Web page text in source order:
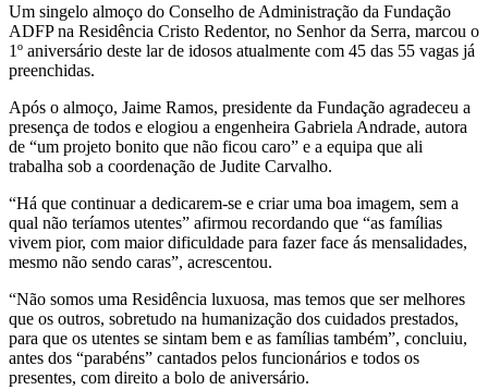
Um singelo almoço do Conselho de Administração da Fundação
ADFP na Residência Cristo Redentor, no Senhor da Serra, marcou o
1º aniversário deste lar de idosos atualmente com 45 das 55 vagas já
preenchidas.
Após o almoço, Jaime Ramos, presidente da Fundação agradeceu a
presença de todos e elogiou a engenheira Gabriela Andrade, autora
de “um projeto bonito que não ficou caro” e a equipa que ali
trabalha sob a coordenação de Judite Carvalho.
“Há que continuar a dedicarem-se e criar uma boa imagem, sem a
qual não teríamos utentes” afirmou recordando que “as famílias
vivem pior, com maior dificuldade para fazer face ás mensalidades,
mesmo não sendo caras”, acrescentou.
“Não somos uma Residência luxuosa, mas temos que ser melhores
que os outros, sobretudo na humanização dos cuidados prestados,
para que os utentes se sintam bem e as famílias também”, concluiu,
antes dos “parabéns” cantados pelos funcionários e todos os
presentes, com direito a bolo de aniversário.